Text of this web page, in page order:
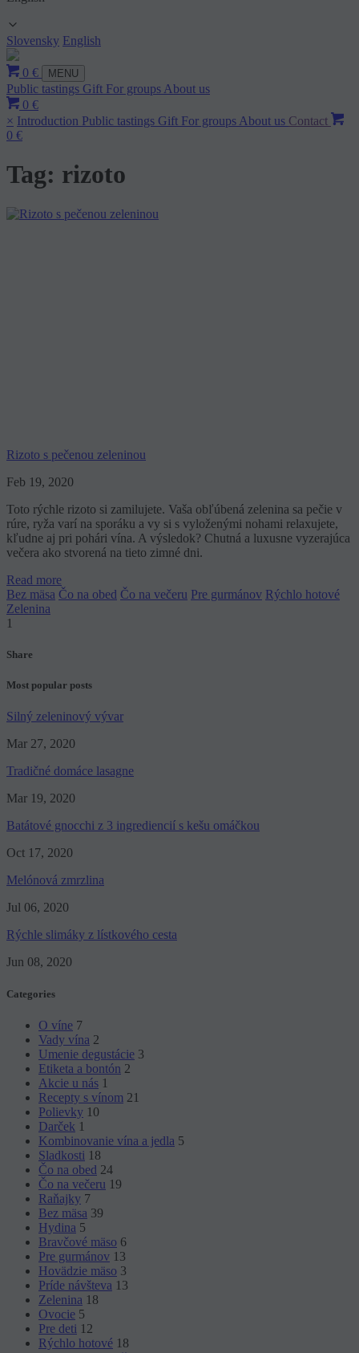
Slovensky English
0 € MENU
Public tastings Gift For groups About us
0 €
× Introduction Public tastings Gift For groups About us Contact
0 €
Tag: rizoto
Rizoto s pečenou zeleninou
Feb 19, 2020
Toto rýchle rizoto si zamilujete. Vaša obľúbená zelenina sa pečie v
rúre, ryža varí na sporáku a vy si s vyloženými nohami relaxujete,
kľudne aj pri pohári vína. A výsledok? Chutná a luxusne vyzerajúca
večera ako stvorená na tieto zimné dni.
Read more
Bez mäsa Čo na obed Čo na večeru Pre gurmánov Rýchlo hotové
Zelenina
1
Share
Most popular posts
Silný zeleninový vývar
Mar 27, 2020
Tradičné domáce lasagne
Mar 19, 2020
Batátové gnocchi z 3 ingrediencií s kešu omáčkou
Oct 17, 2020
Melónová zmrzlina
Jul 06, 2020
Rýchle slimáky z lístkového cesta
Jun 08, 2020
Categories
O víne 7
Vady vína 2
Umenie degustácie 3
Etiketa a bontón 2
Akcie u nás 1
Recepty s vínom 21
Polievky 10
Darček 1
Kombinovanie vína a jedla 5
Sladkosti 18
Čo na obed 24
Čo na večeru 19
Raňajky 7
Bez mäsa 39
Hydina 5
Bravčové mäso 6
Pre gurmánov 13
Hovädzie mäso 3
Príde návšteva 13
Zelenina 18
Ovocie 5
Pre deti 12
Rýchlo hotové 18